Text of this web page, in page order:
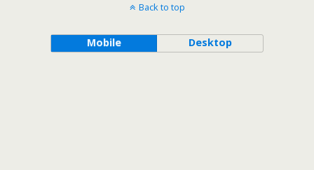
Back to top
Mobile Desktop